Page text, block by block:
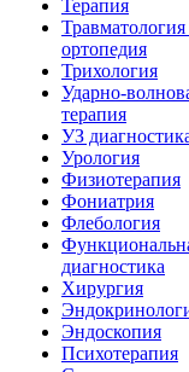
Терапия
Травматология
ортопедия
Трихология
Ударно-
терапия
УЗ
Урология
Физиотерапия
Фониатрия
Флебология
диагностика
Хирургия
Эндоскопия
Психотерапия